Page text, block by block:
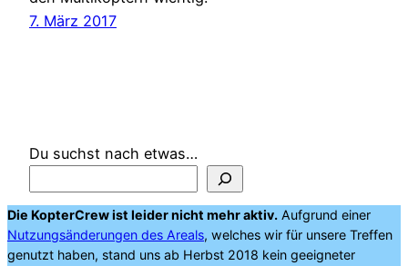
7. März 2017
Du suchst nach etwas…
Die KopterCrew ist leider nicht mehr aktiv. Aufgrund einer
Nutzungsänderungen des Areals, welches wir für unsere Treffen
genutzt haben, stand uns ab Herbst 2018 kein geeigneter